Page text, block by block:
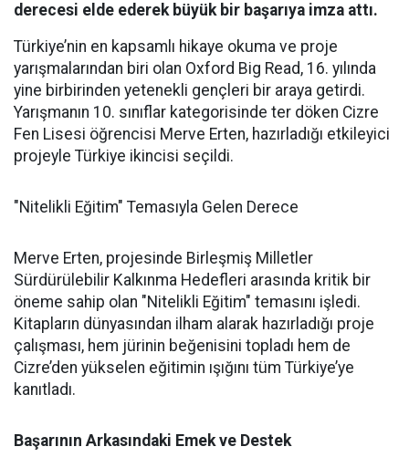
derecesi elde ederek büyük bir başarıya imza attı.
Türkiye’nin en kapsamlı hikaye okuma ve proje
yarışmalarından biri olan Oxford Big Read, 16. yılında
yine birbirinden yetenekli gençleri bir araya getirdi.
Yarışmanın 10. sınıflar kategorisinde ter döken Cizre
Fen Lisesi öğrencisi Merve Erten, hazırladığı etkileyici
projeyle Türkiye ikincisi seçildi.
"Nitelikli Eğitim" Temasıyla Gelen Derece
Merve Erten, projesinde Birleşmiş Milletler
Sürdürülebilir Kalkınma Hedefleri arasında kritik bir
öneme sahip olan "Nitelikli Eğitim" temasını işledi.
Kitapların dünyasından ilham alarak hazırladığı proje
çalışması, hem jürinin beğenisini topladı hem de
Cizre’den yükselen eğitimin ışığını tüm Türkiye’ye
kanıtladı.
Başarının Arkasındaki Emek ve Destek